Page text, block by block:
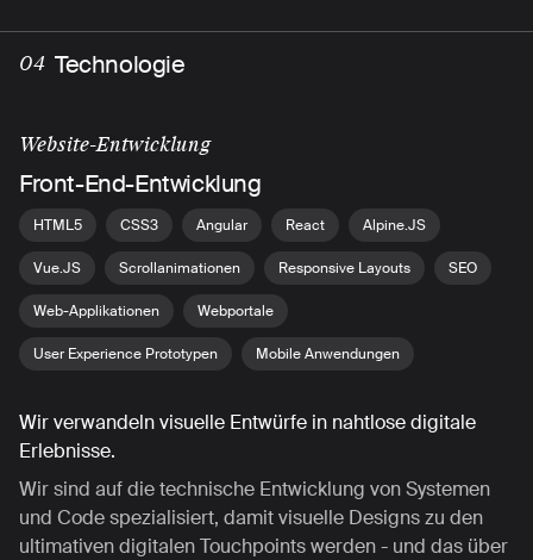
04 Technologie
Website-Entwicklung
Front-End-Entwicklung
HTML5 CSS3 Angular React Alpine.JS
Vue.JS Scrollanimationen Responsive Layouts SEO
Web-Applikationen Webportale
User Experience Prototypen Mobile Anwendungen
Wir verwandeln visuelle Entwürfe in nahtlose digitale
Erlebnisse.
Wir sind auf die technische Entwicklung von Systemen
und Code spezialisiert, damit visuelle Designs zu den
ultimativen digitalen Touchpoints werden - und das über